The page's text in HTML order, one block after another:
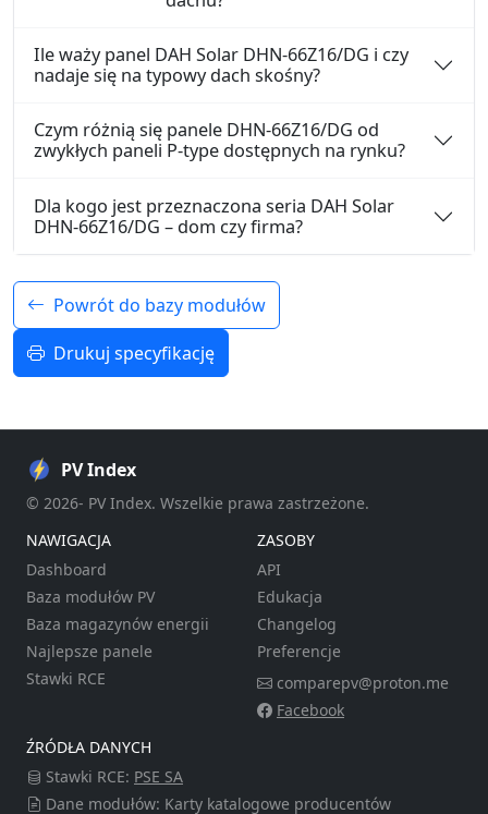
Ile waży panel DAH Solar DHN-66Z16/DG i czy
nadaje się na typowy dach skośny?
Czym różnią się panele DHN-66Z16/DG od
zwykłych paneli P-type dostępnych na rynku?
Dla kogo jest przeznaczona seria DAH Solar
DHN-66Z16/DG – dom czy firma?
Powrót do bazy modułów
Drukuj specyfikację
PV Index
© 2026- PV Index. Wszelkie prawa zastrzeżone.
NAWIGACJA
Dashboard
Baza modułów PV
Baza magazynów energii
Najlepsze panele
Stawki RCE
ZASOBY
API
Edukacja
Changelog
Preferencje
comparepv@proton.me
Facebook
ŹRÓDŁA DANYCH
Stawki RCE: PSE SA
Dane modułów: Karty katalogowe producentów